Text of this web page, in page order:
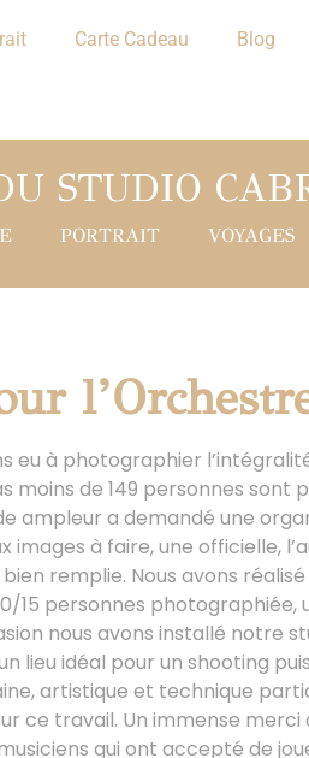
Carte Cadeau Blog
STUDIO
PORTRAIT VOYAGES
eu à photographier
moins de 149 personnes sont
ampleur a demandé une
images à faire, une officielle,
remplie. Nous avons
15 personnes photographiée,
nous avons installé notre
lieu idéal pour un shooting
artistique et technique
ce travail. Un immense merci
qui ont accepté de